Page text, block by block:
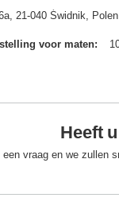
21-040 Świdnik,
voor maten
Heeft
een vraag en we zullen